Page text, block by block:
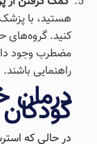
هستید، با
کنید. گروه‌های
مضطرب وجود
راهنمایی باشند.
درمان
کودکان
در حالی که